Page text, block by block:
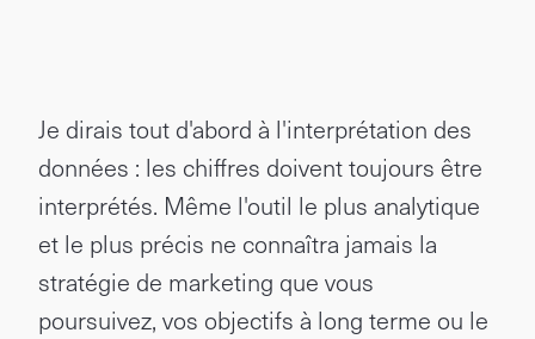
Je dirais tout d'abord à l'interprétation des
données : les chiffres doivent toujours être
interprétés. Même l'outil le plus analytique
et le plus précis ne connaîtra jamais la
stratégie de marketing que vous
poursuivez, vos objectifs à long terme ou le